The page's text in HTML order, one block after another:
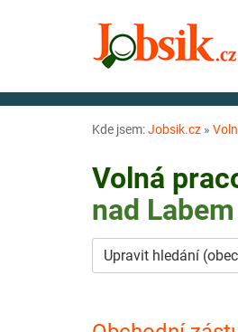
Kde jsem:Jobsik.cz »
Volná
nad Labem
Upravit hledání